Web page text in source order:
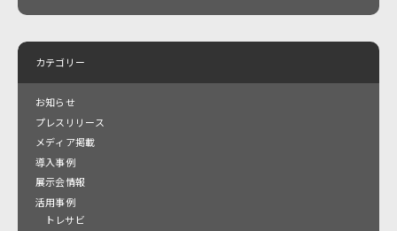
カテゴリー
お知らせ
プレスリリース
メディア掲載
導入事例
展示会情報
活用事例
トレサビ